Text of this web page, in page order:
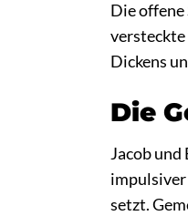
Die offene
versteckte
Dickens
Die
Jacob
impulsiver
setzt.